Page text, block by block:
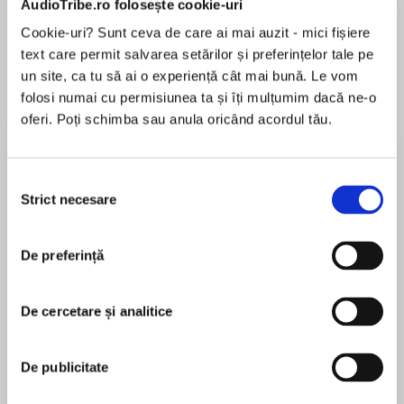
AudioTribe.ro folosește cookie-uri
Cookie-uri? Sunt ceva de care ai mai auzit - mici fișiere
text care permit salvarea setărilor și preferințelor tale pe
un site, ca tu să ai o experiență cât mai bună. Le vom
folosi numai cu permisiunea ta și îți mulțumim dacă ne-o
oferi. Poți schimba sau anula oricând acordul tău.
consimțământului
Strict necesare
De preferință
De cercetare și analitice
De publicitate
Desprecarte
The Worldwide Number One Bestseller Wilbur
Smith returns to Ancient Egypt in a captivating
Pharaoh Tamose lies mortally wounded. The
ancient city of Luxor is surrounded, All seems
pentru această carte
Described by Stephen King as “the best historical